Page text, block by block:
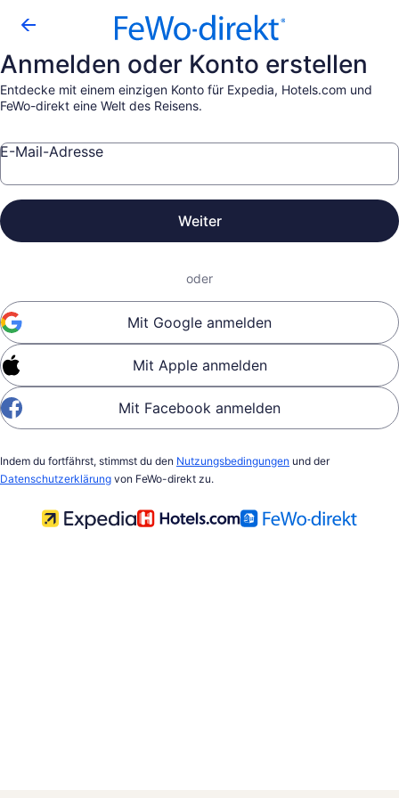
Anmelden oder Konto erstellen
Entdecke mit einem einzigen Konto für Expedia, Hotels.com und
FeWo-direkt eine Welt des Reisens.
E-Mail-Adresse
Weiter
oder
Mit Google anmelden
Mit Apple anmelden
Mit Facebook anmelden
Indem du fortfährst, stimmst du den Nutzungsbedingungen und der
Datenschutzerklärung von FeWo-direkt zu.